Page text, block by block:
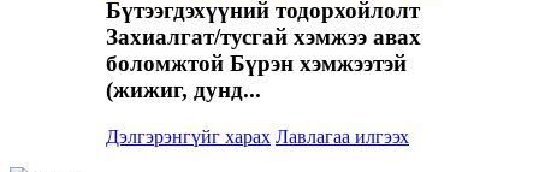
Бүтээгдэхүүний тодорхойлолт
Захиалгат/тусгай хэмжээ авах
боломжтой Бүрэн хэмжээтэй
(жижиг, дунд...
Дэлгэрэнгүйг харах Лавлагаа илгээх